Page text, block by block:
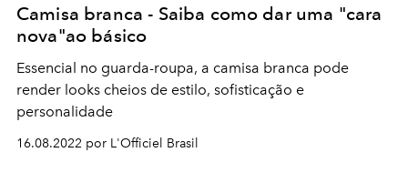
Camisa branca - Saiba como dar uma "cara
nova"ao básico
Essencial no guarda-roupa, a camisa branca pode
render looks cheios de estilo, sofisticação e
personalidade
16.08.2022 por L'Officiel Brasil